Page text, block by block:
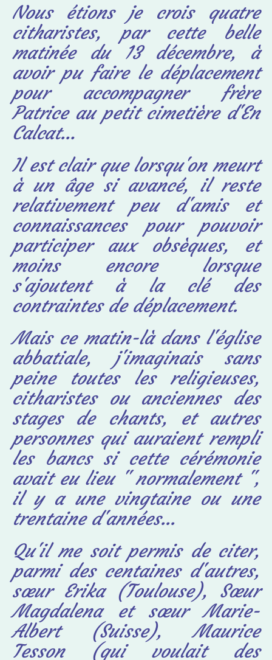
Nous étions je crois quatre
citharistes, par cette belle
matinée du 13 décembre, à
avoir pu faire le déplacement
pour accompagner frère
Patrice au petit cimetière d'En
Calcat…
Il est clair que lorsqu'on meurt
à un âge si avancé, il reste
relativement peu d'amis et
connaissances pour pouvoir
participer aux obsèques, et
moins encore lorsque
s'ajoutent à la clé des
contraintes de déplacement.
Mais ce matin-là dans l'église
abbatiale, j'imaginais sans
peine toutes les religieuses,
citharistes ou anciennes des
stages de chants, et autres
personnes qui auraient rempli
les bancs si cette cérémonie
avait eu lieu " normalement ",
il y a une vingtaine ou une
trentaine d'années...
Qu'il me soit permis de citer,
parmi des centaines d'autres,
sœur Erika (Toulouse), Sœur
Magdalena et sœur Marie-
Albert (Suisse), Maurice
Tesson (qui voulait des